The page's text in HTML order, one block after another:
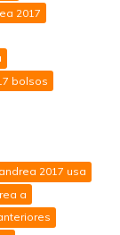
2017
bolsos
2017 usa
a